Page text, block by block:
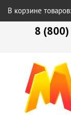
В корзине товаров:
8